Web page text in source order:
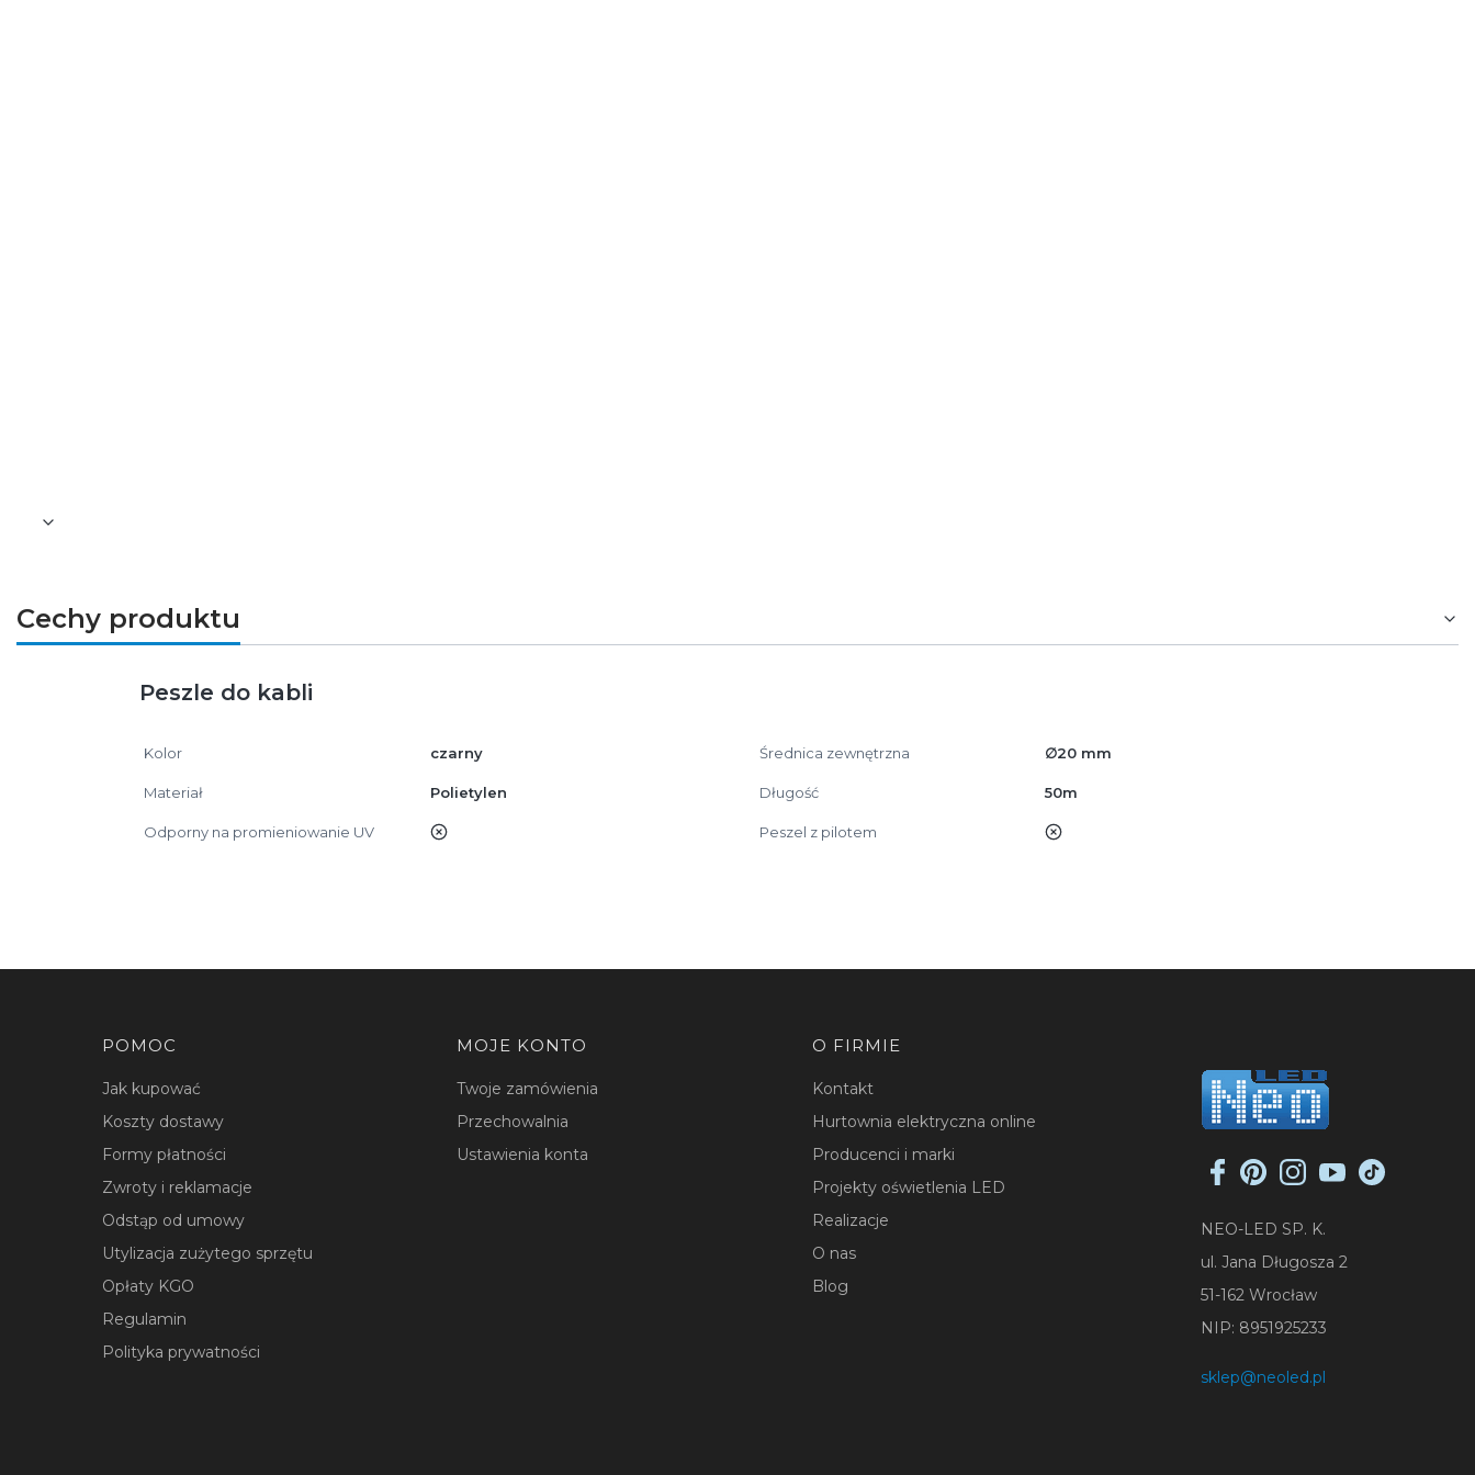
Cechy produktu
Peszle do kabli
Kolor czarny Średnica zewnętrzna ∅20 mm
Materiał Polietylen Długość 50m
Odporny na promieniowanie UV nie Peszel z pilotem nie
Linki w stopce
POMOC
Jak kupować
Koszty dostawy
Formy płatności
Zwroty i reklamacje
Odstąp od umowy
Utylizacja zużytego sprzętu
Opłaty KGO
Regulamin
Polityka prywatności
MOJE KONTO
Twoje zamówienia
Przechowalnia
Ustawienia konta
O FIRMIE
Kontakt
Hurtownia elektryczna online
Producenci i marki
Projekty oświetlenia LED
Realizacje
O nas
Blog
NEO-LED SP. K.
ul. Jana Długosza 2
51-162 Wrocław
NIP: 8951925233
sklep@neoled.pl